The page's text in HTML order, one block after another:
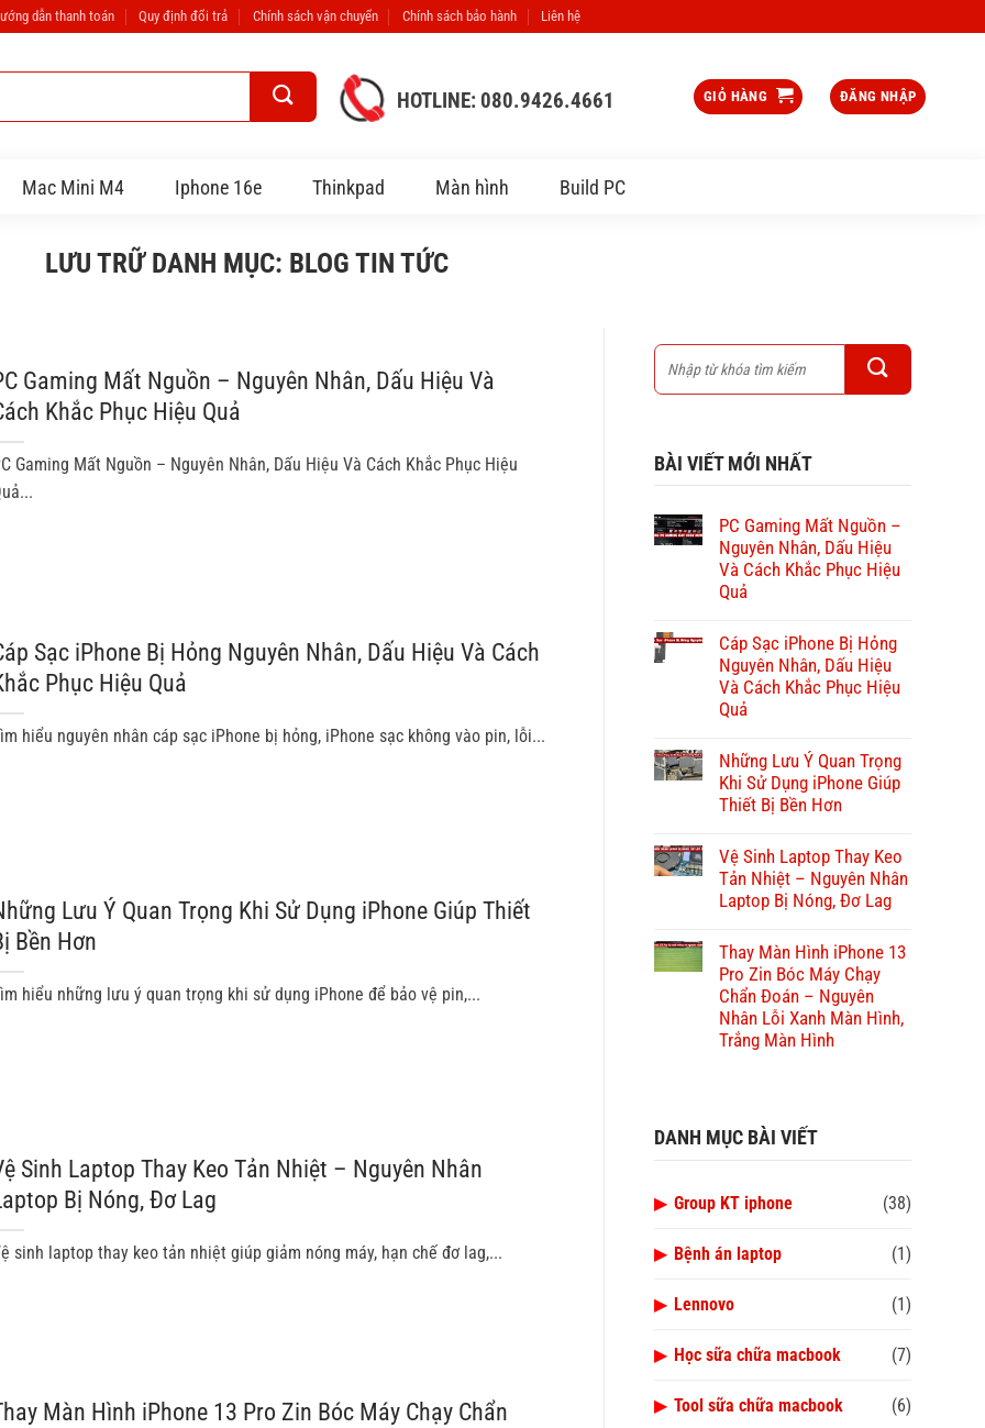
dẫn thanh toán Quy định đổi trả Chính sách vận chuyển Chính sách bảo hành Liên hệ
HOTLINE: 080.9426.4661 GIỎ HÀNG ĐĂNG NHẬP
Mac Mini M4 Iphone 16e Thinkpad Màn hình Build PC
LƯU TRỮ DANH MỤC: BLOG TIN TỨC
Gaming Mất Nguồn – Nguyên Nhân, Dấu Hiệu Và
Khắc Phục Hiệu Quả
Gaming Mất Nguồn – Nguyên Nhân, Dấu Hiệu Và Cách Khắc Phục Hiệu
Sạc iPhone Bị Hỏng Nguyên Nhân, Dấu Hiệu Và Cách
Phục Hiệu Quả
hiểu nguyên nhân cáp sạc iPhone bị hỏng, iPhone sạc không vào pin, lỗi...
Lưu Ý Quan Trọng Khi Sử Dụng iPhone Giúp Thiết
Bền Hơn
hiểu những lưu ý quan trọng khi sử dụng iPhone để bảo vệ pin,...
Sinh Laptop Thay Keo Tản Nhiệt – Nguyên Nhân
Bị Nóng, Đơ Lag
sinh laptop thay keo tản nhiệt giúp giảm nóng máy, hạn chế đơ lag,...
Màn Hình iPhone 13 Pro Zin Bóc Máy Chạy Chẩn
BÀI VIẾT MỚI NHẤT
PC Gaming Mất Nguồn –
Nguyên Nhân, Dấu Hiệu
Và Cách Khắc Phục Hiệu
Quả
Cáp Sạc iPhone Bị Hỏng
Nguyên Nhân, Dấu Hiệu
Và Cách Khắc Phục Hiệu
Quả
Những Lưu Ý Quan Trọng
Khi Sử Dụng iPhone Giúp
Thiết Bị Bền Hơn
Vệ Sinh Laptop Thay Keo
Tản Nhiệt – Nguyên Nhân
Laptop Bị Nóng, Đơ Lag
Thay Màn Hình iPhone 13
Pro Zin Bóc Máy Chạy
Chẩn Đoán – Nguyên
Nhân Lỗi Xanh Màn Hình,
Trắng Màn Hình
DANH MỤC BÀI VIẾT
▶ Group KT iphone (38)
▶ Bệnh án laptop (1)
▶ Lennovo (1)
▶ Học sữa chữa macbook (7)
▶ Tool sữa chữa macbook (6)